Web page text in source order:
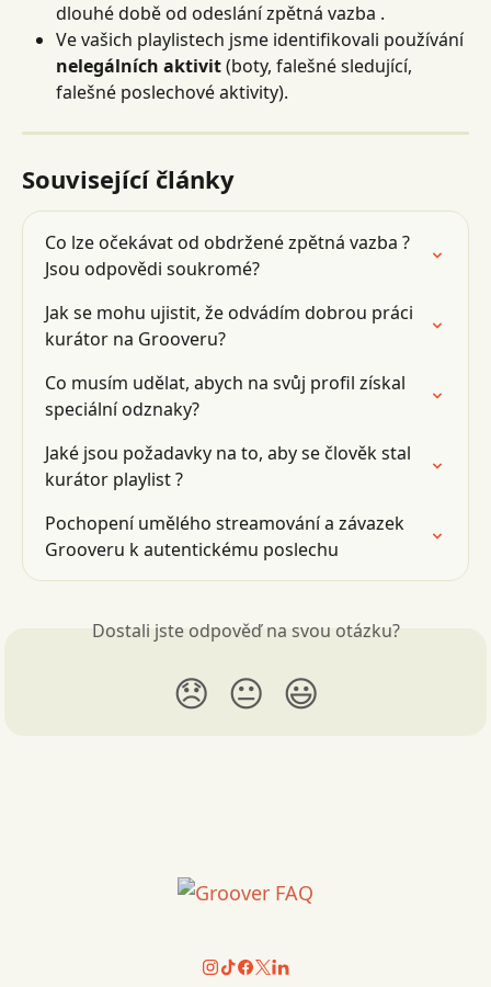
dlouhé době od odeslání zpětná vazba .
Ve vašich playlistech jsme identifikovali používání
nelegálních aktivit (boty, falešné sledující,
falešné poslechové aktivity).
Související články
Co lze očekávat od obdržené zpětná vazba ?
Jsou odpovědi soukromé?
Jak se mohu ujistit, že odvádím dobrou práci
kurátor na Grooveru?
Co musím udělat, abych na svůj profil získal
speciální odznaky?
Jaké jsou požadavky na to, aby se člověk stal
kurátor playlist ?
Pochopení umělého streamování a závazek
Grooveru k autentickému poslechu
Dostali jste odpověď na svou otázku?
😞 😐 😃